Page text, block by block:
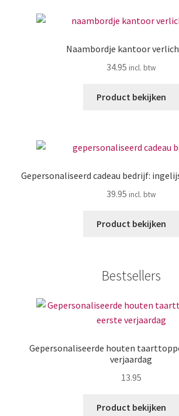
Naambordje kantoor
34.95
Product bekijken
Gepersonaliseerd cadeau bedrijf:
39.95
Product bekijken
Bestsellers
Gepersonaliseerde houten
verjaardag
13.95
Product bekijken